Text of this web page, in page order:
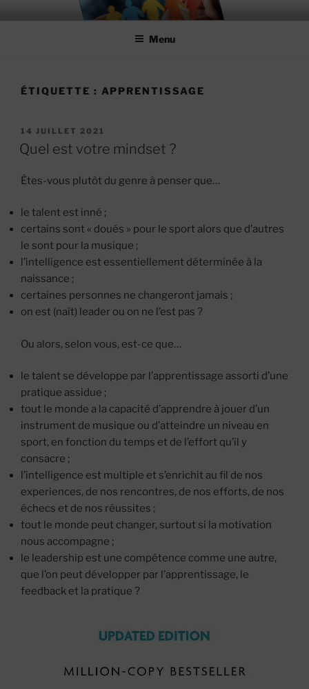
au
MIEUX RÉUSSIR ENSEMBLE
#MieuxRéussirEnsemble
Menu
ÉTIQUETTE : APPRENTISSAGE
PUBLIÉ
LE
14 JUILLET 2021
Quel est votre mindset ?
Êtes-vous plutôt du genre à penser que…
le talent est inné ;
certains sont « doués » pour le sport alors que d’autres
le sont pour la musique ;
l’intelligence est essentiellement déterminée à la
naissance ;
certaines personnes ne changeront jamais ;
on est (naît) leader ou on ne l’est pas ?
Ou alors, selon vous, est-ce que…
le talent se développe par l’apprentissage assorti d’une
pratique assidue ;
tout le monde a la capacité d’apprendre à jouer d’un
instrument de musique ou d’atteindre un niveau en
sport, en fonction du temps et de l’effort qu’il y
consacre ;
l’intelligence est multiple et s’enrichit au fil de nos
experiences, de nos rencontres, de nos efforts, de nos
échecs et de nos réussites ;
tout le monde peut changer, surtout si la motivation
nous accompagne ;
le leadership est une compétence comme une autre,
que l’on peut développer par l’apprentissage, le
feedback et la pratique ?